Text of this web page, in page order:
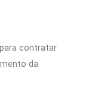
contratar
da